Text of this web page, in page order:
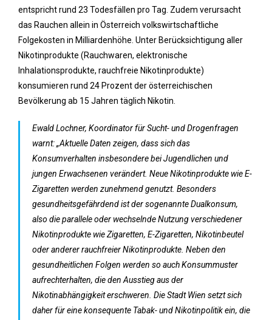
entspricht rund 23 Todesfällen pro Tag. Zudem verursacht
das Rauchen allein in Österreich volkswirtschaftliche
Folgekosten in Milliardenhöhe. Unter Berücksichtigung aller
Nikotinprodukte (Rauchwaren, elektronische
Inhalationsprodukte, rauchfreie Nikotinprodukte)
konsumieren rund 24 Prozent der österreichischen
Bevölkerung ab 15 Jahren täglich Nikotin.
Ewald Lochner, Koordinator für Sucht- und Drogenfragen
warnt: „Aktuelle Daten zeigen, dass sich das
Konsumverhalten insbesondere bei Jugendlichen und
jungen Erwachsenen verändert. Neue Nikotinprodukte wie E-
Zigaretten werden zunehmend genutzt. Besonders
gesundheitsgefährdend ist der sogenannte Dualkonsum,
also die parallele oder wechselnde Nutzung verschiedener
Nikotinprodukte wie Zigaretten, E-Zigaretten, Nikotinbeutel
oder anderer rauchfreier Nikotinprodukte. Neben den
gesundheitlichen Folgen werden so auch Konsummuster
aufrechterhalten, die den Ausstieg aus der
Nikotinabhängigkeit erschweren. Die Stadt Wien setzt sich
daher für eine konsequente Tabak- und Nikotinpolitik ein, die